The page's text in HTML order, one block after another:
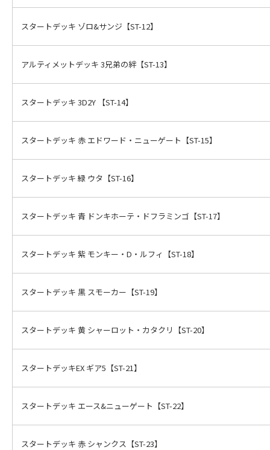
スタートデッキ ゾロ&サンジ【ST-12】
アルティメットデッキ 3兄弟の絆【ST-13】
スタートデッキ 3D2Y 【ST-14】
スタートデッキ 赤 エドワード・ニューゲート【ST-15】
スタートデッキ 緑 ウタ【ST-16】
スタートデッキ 青 ドンキホーテ・ドフラミンゴ【ST-17】
スタートデッキ 紫 モンキー・D・ルフィ【ST-18】
スタートデッキ 黒 スモーカー【ST-19】
スタートデッキ 黄 シャーロット・カタクリ【ST-20】
スタートデッキEX ギア5【ST-21】
スタートデッキ エース&ニューゲート【ST-22】
スタートデッキ 赤 シャンクス【ST-23】